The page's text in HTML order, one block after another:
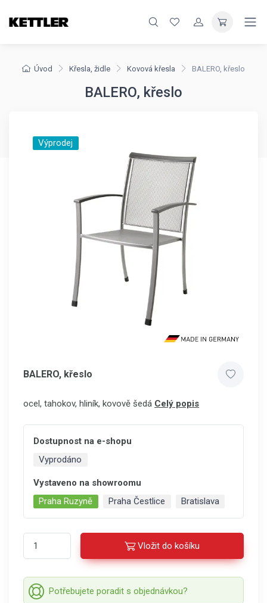
Úvod Křesla, židle Kovová křesla BALERO, křeslo
BALERO, křeslo
Výprodej
BALERO, křeslo
ocel, tahokov, hliník, kovově šedá Celý popis
Dostupnost na e-shopu
Vyprodáno
Vystaveno na showroomu
Praha Ruzyně
Praha Čestlice Bratislava
Vložit do košíku
Potřebujete poradit s objednávkou?